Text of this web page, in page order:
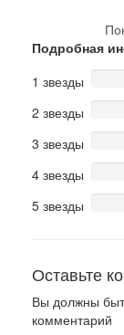
Подробная
1 звезды
2 звезды
3 звезды
4 звезды
5 звезды
Оставьте
Вы должны
комментарий